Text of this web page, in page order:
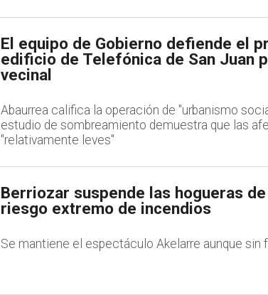
El equipo de Gobierno defiende el
edificio de Telefónica de San Juan
vecinal
Abaurrea califica la operación de "urbanismo
estudio de sombreamiento demuestra que las
"relativamente leves"
Berriozar suspende las hogueras
riesgo extremo de incendios
Se mantiene el espectáculo Akelarre aunque sin